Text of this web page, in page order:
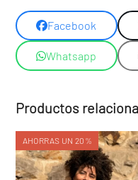
Facebook
Whatsapp
Productos
AHORRAS UN 20%